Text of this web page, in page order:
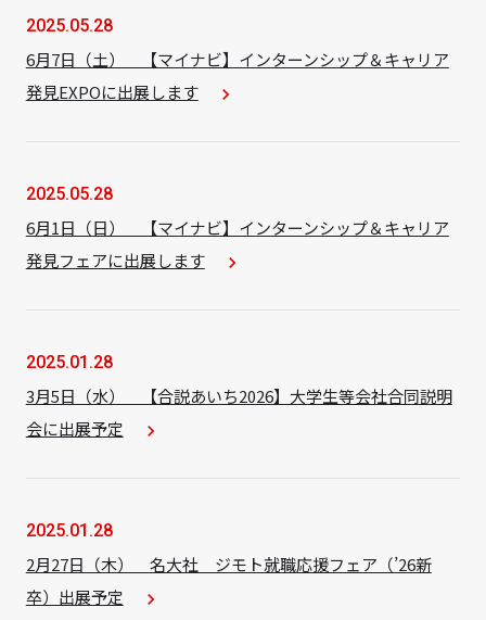
2025.05.28
6月7日（土） 【マイナビ】インターンシップ＆キャリア
発見EXPOに出展します
navigate_next
2025.05.28
6月1日（日） 【マイナビ】インターンシップ＆キャリア
発見フェアに出展します
navigate_next
2025.01.28
3月5日（水） 【合説あいち2026】大学生等会社合同説明
会に出展予定
navigate_next
2025.01.28
2月27日（木） 名大社 ジモト就職応援フェア（’26新
卒）出展予定
navigate_next